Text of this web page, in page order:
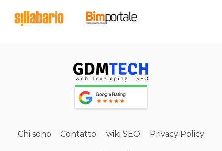
Chi sono Contatto wiki SEO Privacy Policy